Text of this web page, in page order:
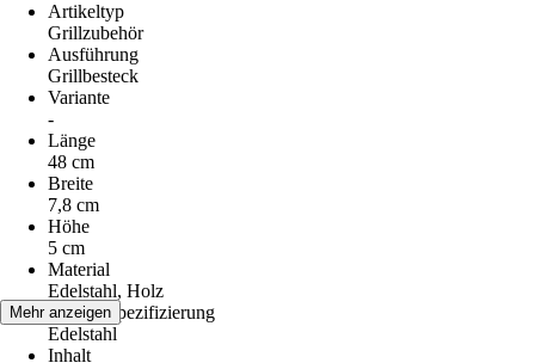
Artikeltyp
Grillzubehör
Ausführung
Grillbesteck
Variante
-
Länge
48 cm
Breite
7,8 cm
Höhe
5 cm
Material
Edelstahl, Holz
Materialspezifizierung
Edelstahl
Inhalt
Mehr anzeigen